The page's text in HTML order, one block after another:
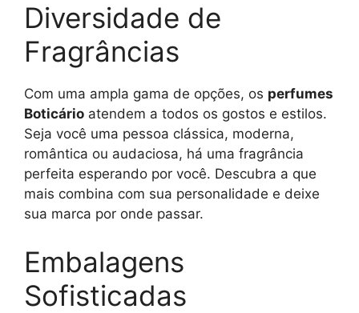
Diversidade de
Fragrâncias
Com uma ampla gama de opções, os perfumes
Boticário atendem a todos os gostos e estilos.
Seja você uma pessoa clássica, moderna,
romântica ou audaciosa, há uma fragrância
perfeita esperando por você. Descubra a que
mais combina com sua personalidade e deixe
sua marca por onde passar.
Embalagens
Sofisticadas